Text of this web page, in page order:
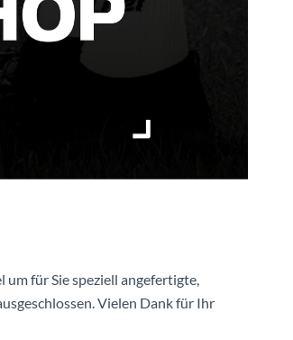
um für Sie speziell angefertigte,
Vielen Dank für Ihr